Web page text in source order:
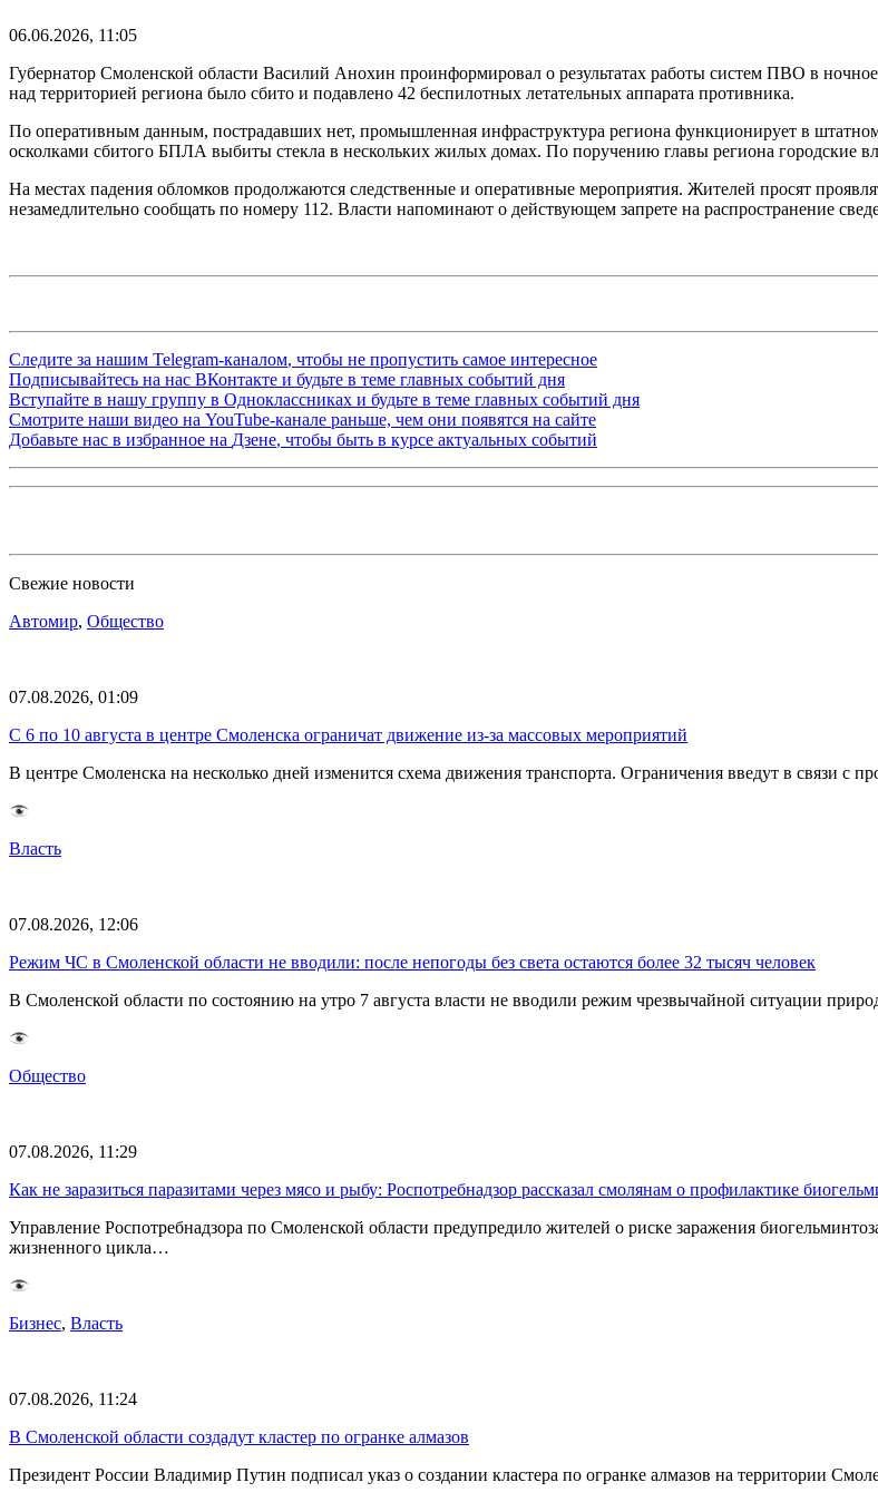
06.06.2026, 11:05
Губернатор Смоленской области Василий Анохин проинформировал о результатах работы систем ПВО в
над территорией региона было сбито и подавлено 42 беспилотных летательных аппарата противника.
По оперативным данным, пострадавших нет, промышленная инфраструктура региона функционирует в
осколками сбитого БПЛА выбиты стекла в нескольких жилых домах. По поручению главы региона городские
На местах падения обломков продолжаются следственные и оперативные мероприятия. Жителей просят
незамедлительно сообщать по номеру 112. Власти напоминают о действующем запрете на распространение
Следите за нашим Telegram-каналом, чтобы не пропустить самое интересное
Подписывайтесь на нас ВКонтакте и будьте в теме главных событий дня
Вступайте в нашу группу в Одноклассниках и будьте в теме главных событий дня
Смотрите наши видео на YouTube-канале раньше, чем они появятся на сайте
Добавьте нас в избранное на Дзене, чтобы быть в курсе актуальных событий
Свежие новости
Автомир, Общество
07.08.2026, 01:09
С 6 по 10 августа в центре Смоленска ограничат движение из-за массовых мероприятий
В центре Смоленска на несколько дней изменится схема движения транспорта. Ограничения введут в связи с
Власть
07.08.2026, 12:06
Режим ЧС в Смоленской области не вводили: после непогоды без света остаются более 32 тысяч человек
В Смоленской области по состоянию на утро 7 августа власти не вводили режим чрезвычайной ситуации
Общество
07.08.2026, 11:29
Как не заразиться паразитами через мясо и рыбу: Роспотребнадзор рассказал смолянам о профилактике
Управление Роспотребнадзора по Смоленской области предупредило жителей о риске заражения
жизненного цикла…
Бизнес, Власть
07.08.2026, 11:24
В Смоленской области создадут кластер по огранке алмазов
Президент России Владимир Путин подписал указ о создании кластера по огранке алмазов на территории